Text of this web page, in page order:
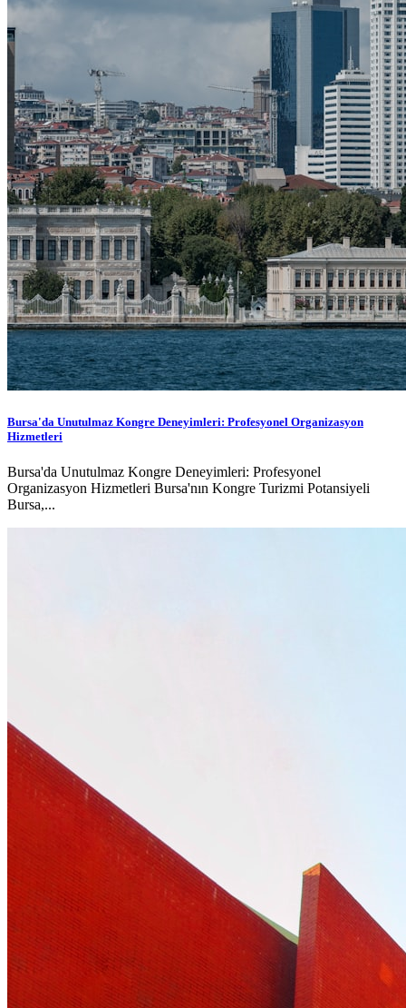
Bursa'da Unutulmaz Kongre Deneyimleri: Profesyonel Organizasyon
Hizmetleri
Bursa'da Unutulmaz Kongre Deneyimleri: Profesyonel
Organizasyon Hizmetleri Bursa'nın Kongre Turizmi Potansiyeli
Bursa,...